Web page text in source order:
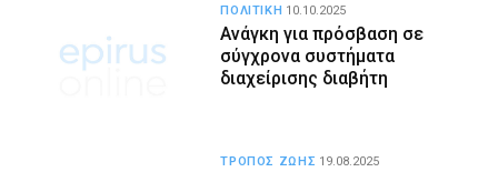
Ανάγκη για πρόσβαση σε
σύγχρονα συστήματα
διαχείρισης διαβήτη
ΠΟΛΙΤΙΚΗ 10.10.2025
ΤΡΟΠΟΣ ΖΩΗΣ 19.08.2025